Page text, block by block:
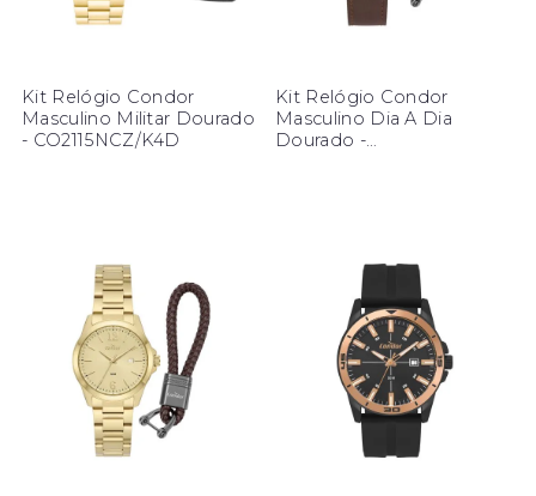
Kit Relógio Condor
Masculino Militar Dourado
- CO2115NCZ/K4D
Kit Relógio Condor
Masculino Dia A Dia
Dourado -